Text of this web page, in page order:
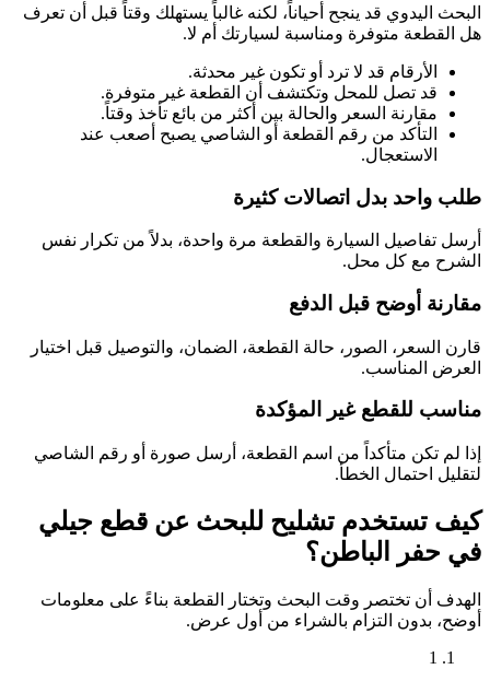
البحث اليدوي قد ينجح أحياناً، لكنه غالباً يستهلك وقتاً قبل أن تعرف
هل القطعة متوفرة ومناسبة لسيارتك أم لا.
الأرقام قد لا ترد أو تكون غير محدثة.
قد تصل للمحل وتكتشف أن القطعة غير متوفرة.
مقارنة السعر والحالة بين أكثر من بائع تأخذ وقتاً.
التأكد من رقم القطعة أو الشاصي يصبح أصعب عند
الاستعجال.
طلب واحد بدل اتصالات كثيرة
أرسل تفاصيل السيارة والقطعة مرة واحدة، بدلاً من تكرار نفس
الشرح مع كل محل.
مقارنة أوضح قبل الدفع
قارن السعر، الصور، حالة القطعة، الضمان، والتوصيل قبل اختيار
العرض المناسب.
مناسب للقطع غير المؤكدة
إذا لم تكن متأكداً من اسم القطعة، أرسل صورة أو رقم الشاصي
لتقليل احتمال الخطأ.
كيف تستخدم تشليح للبحث عن قطع جيلي
في حفر الباطن؟
الهدف أن تختصر وقت البحث وتختار القطعة بناءً على معلومات
أوضح، بدون التزام بالشراء من أول عرض.
1